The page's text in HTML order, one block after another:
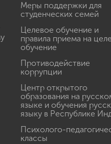
Меры поддержки для
студенческих семей
Целевое обучение и
правила приема на
обучение
Противодействие
коррупции
Центр открытого
образования на
языке и обучения
языку в Республике
Психолого-
классы